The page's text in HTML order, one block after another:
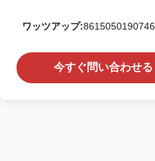
ワッツアップ:8615050190746
今すぐ問い合わせる